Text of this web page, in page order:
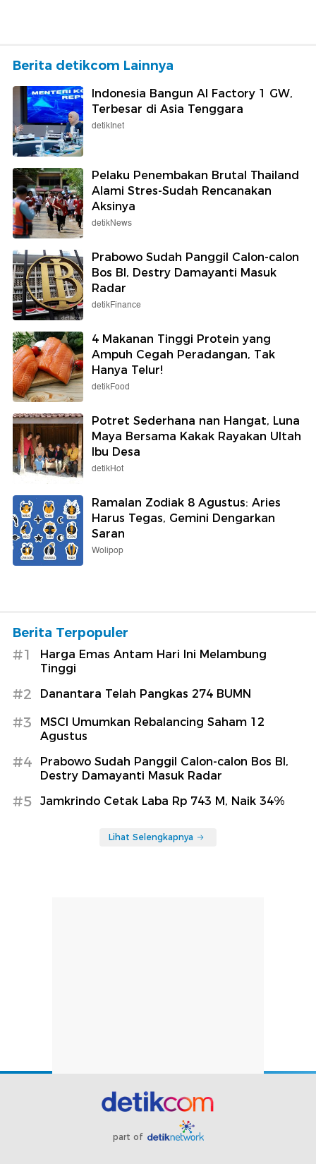
Berita detikcom Lainnya
Indonesia Bangun AI Factory 1 GW,
Terbesar di Asia Tenggara
detikInet
Pelaku Penembakan Brutal Thailand
Alami Stres-Sudah Rencanakan
Aksinya
detikNews
Prabowo Sudah Panggil Calon-calon
Bos BI, Destry Damayanti Masuk
Radar
detikFinance
4 Makanan Tinggi Protein yang
Ampuh Cegah Peradangan, Tak
Hanya Telur!
detikFood
Potret Sederhana nan Hangat, Luna
Maya Bersama Kakak Rayakan Ultah
Ibu Desa
detikHot
Ramalan Zodiak 8 Agustus: Aries
Harus Tegas, Gemini Dengarkan
Saran
Wolipop
Berita Terpopuler
#1
Harga Emas Antam Hari Ini Melambung
Tinggi
#2 Danantara Telah Pangkas 274 BUMN
#3
MSCI Umumkan Rebalancing Saham 12
Agustus
#4
Prabowo Sudah Panggil Calon-calon Bos BI,
Destry Damayanti Masuk Radar
#5 Jamkrindo Cetak Laba Rp 743 M, Naik 34%
Lihat Selengkapnya
part of